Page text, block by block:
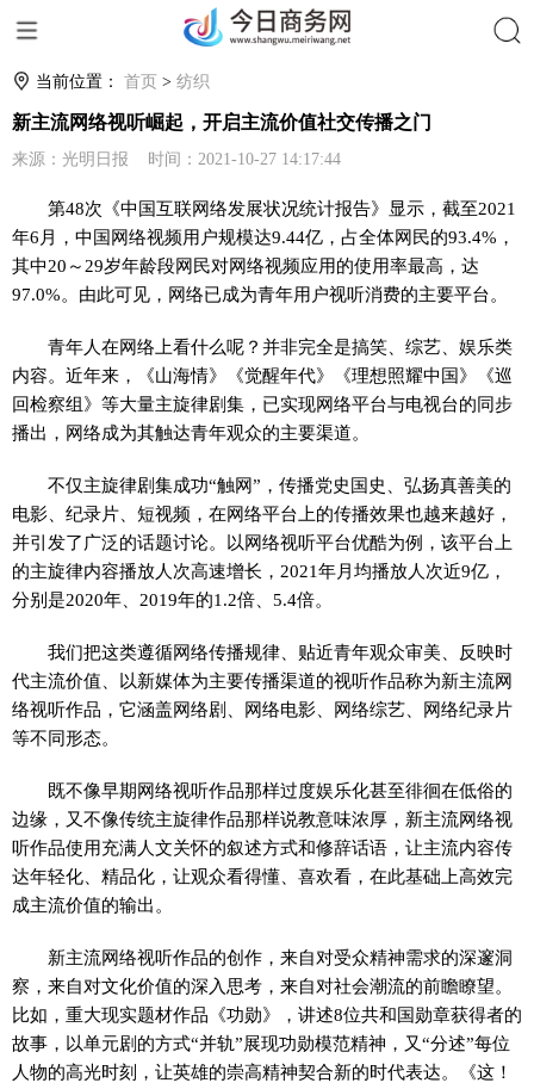
当前位置： 首页 > 纺织
新主流网络视听崛起，开启主流价值社交传播之门
来源：光明日报 时间：2021-10-27 14:17:44
第48次《中国互联网络发展状况统计报告》显示，截至2021
年6月，中国网络视频用户规模达9.44亿，占全体网民的93.4%，
其中20～29岁年龄段网民对网络视频应用的使用率最高，达
97.0%。由此可见，网络已成为青年用户视听消费的主要平台。
青年人在网络上看什么呢？并非完全是搞笑、综艺、娱乐类
内容。近年来，《山海情》《觉醒年代》《理想照耀中国》《巡
回检察组》等大量主旋律剧集，已实现网络平台与电视台的同步
播出，网络成为其触达青年观众的主要渠道。
不仅主旋律剧集成功“触网”，传播党史国史、弘扬真善美的
电影、纪录片、短视频，在网络平台上的传播效果也越来越好，
并引发了广泛的话题讨论。以网络视听平台优酷为例，该平台上
的主旋律内容播放人次高速增长，2021年月均播放人次近9亿，
分别是2020年、2019年的1.2倍、5.4倍。
我们把这类遵循网络传播规律、贴近青年观众审美、反映时
代主流价值、以新媒体为主要传播渠道的视听作品称为新主流网
络视听作品，它涵盖网络剧、网络电影、网络综艺、网络纪录片
等不同形态。
既不像早期网络视听作品那样过度娱乐化甚至徘徊在低俗的
边缘，又不像传统主旋律作品那样说教意味浓厚，新主流网络视
听作品使用充满人文关怀的叙述方式和修辞话语，让主流内容传
达年轻化、精品化，让观众看得懂、喜欢看，在此基础上高效完
成主流价值的输出。
新主流网络视听作品的创作，来自对受众精神需求的深邃洞
察，来自对文化价值的深入思考，来自对社会潮流的前瞻瞭望。
比如，重大现实题材作品《功勋》，讲述8位共和国勋章获得者的
故事，以单元剧的方式“并轨”展现功勋模范精神，又“分述”每位
人物的高光时刻，让英雄的崇高精神契合新的时代表达。《这！